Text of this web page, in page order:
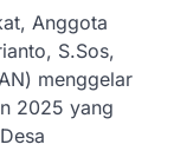
Anggota
S.Sos,
menggelar
2025 yang